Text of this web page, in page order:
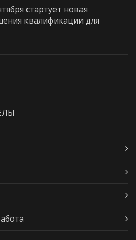
стартует новая
квалификации для